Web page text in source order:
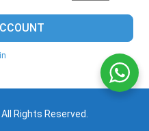
Rights Reserved.